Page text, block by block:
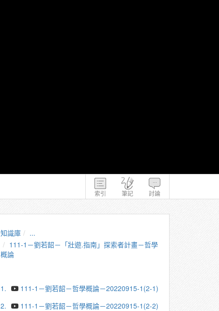
索引 筆記 討論
知識庫
...
111-1－劉若韶－「壯遊.指南」探索者計畫－哲學
概論
1.
111-1－劉若韶－哲學概論－20220915-1(2-1)
2.
111-1－劉若韶－哲學概論－20220915-1(2-2)